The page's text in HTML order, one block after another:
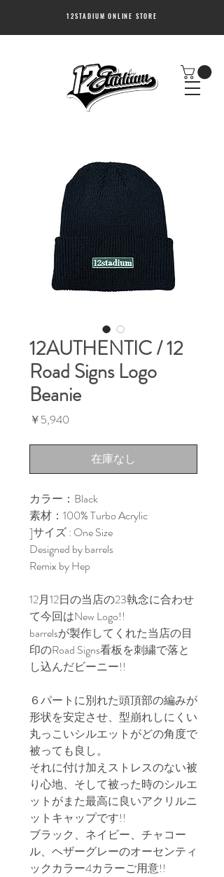
12STADIUM ONLINE STORE
12AUTHENTIC / 12
Road Signs Logo
Beanie
￥5,940
在庫なし
カラー：Black
素材：100% Turbo Acrylic
]サイズ : One Size
Designed by barrels
Remix by Hep
12月12日の当店の23執念に合わせ
て今回はNew Logo!!
barrelsが製作してくれた当店の目
印のRoad Signs看板を刺繍で落と
し込んだビーニー!!
６パートに別れた頭頂部の編みが
形状を安定させ、型崩れしにくい
丸っこいシルエットがどの角度で
被っても良し。
それに付け加えストレスのない被
り心地、そして被った時のシルエ
ットがまた最高に良いアクリルニ
ットキャップです!!
ブラック、ネイビー、チャコー
ル、ヘザーグレーのオーセンティ
ックカラー4カラーご用意!!